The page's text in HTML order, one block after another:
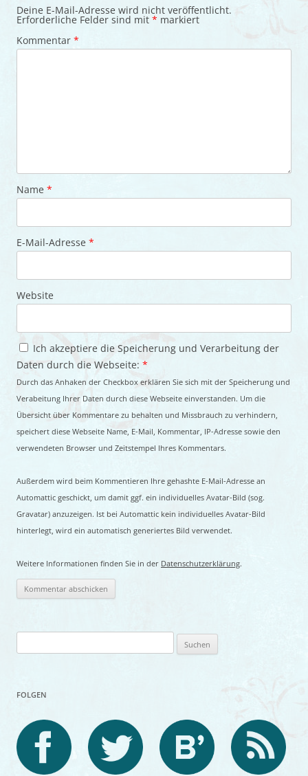
Deine E-Mail-Adresse wird nicht veröffentlicht.
Erforderliche Felder sind mit * markiert
Kommentar *
Name *
E-Mail-Adresse *
Website
Ich akzeptiere die Speicherung und Verarbeitung der
Daten durch die Webseite: *
Durch das Anhaken der Checkbox erklären Sie sich mit der Speicherung und
Verabeitung Ihrer Daten durch diese Webseite einverstanden. Um die
Übersicht über Kommentare zu behalten und Missbrauch zu verhindern,
speichert diese Webseite Name, E-Mail, Kommentar, IP-Adresse sowie den
verwendeten Browser und Zeitstempel Ihres Kommentars.
Außerdem wird beim Kommentieren Ihre gehashte E-Mail-Adresse an
Automattic geschickt, um damit ggf. ein individuelles Avatar-Bild (sog.
Gravatar) anzuzeigen. Ist bei Automattic kein individuelles Avatar-Bild
hinterlegt, wird ein automatisch generiertes Bild verwendet.
Weitere Informationen finden Sie in der Datenschutzerklärung.
nach:
FOLGEN